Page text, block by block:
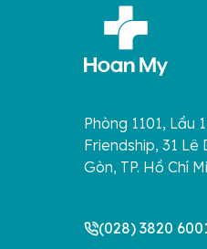
Phòng 1101, Lầu
Friendship, 31 Lê
Gòn, TP. Hồ Chí
(028) 3820